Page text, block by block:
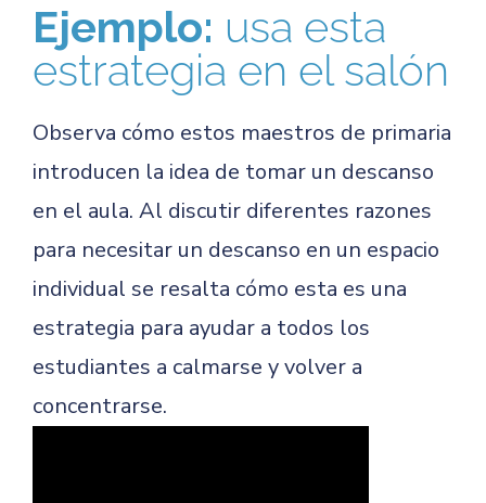
Ejemplo: usa esta
estrategia en el salón
Observa cómo estos maestros de primaria
introducen la idea de tomar un descanso
en el aula. Al discutir diferentes razones
para necesitar un descanso en un espacio
individual se resalta cómo esta es una
estrategia para ayudar a todos los
estudiantes a calmarse y volver a
concentrarse.